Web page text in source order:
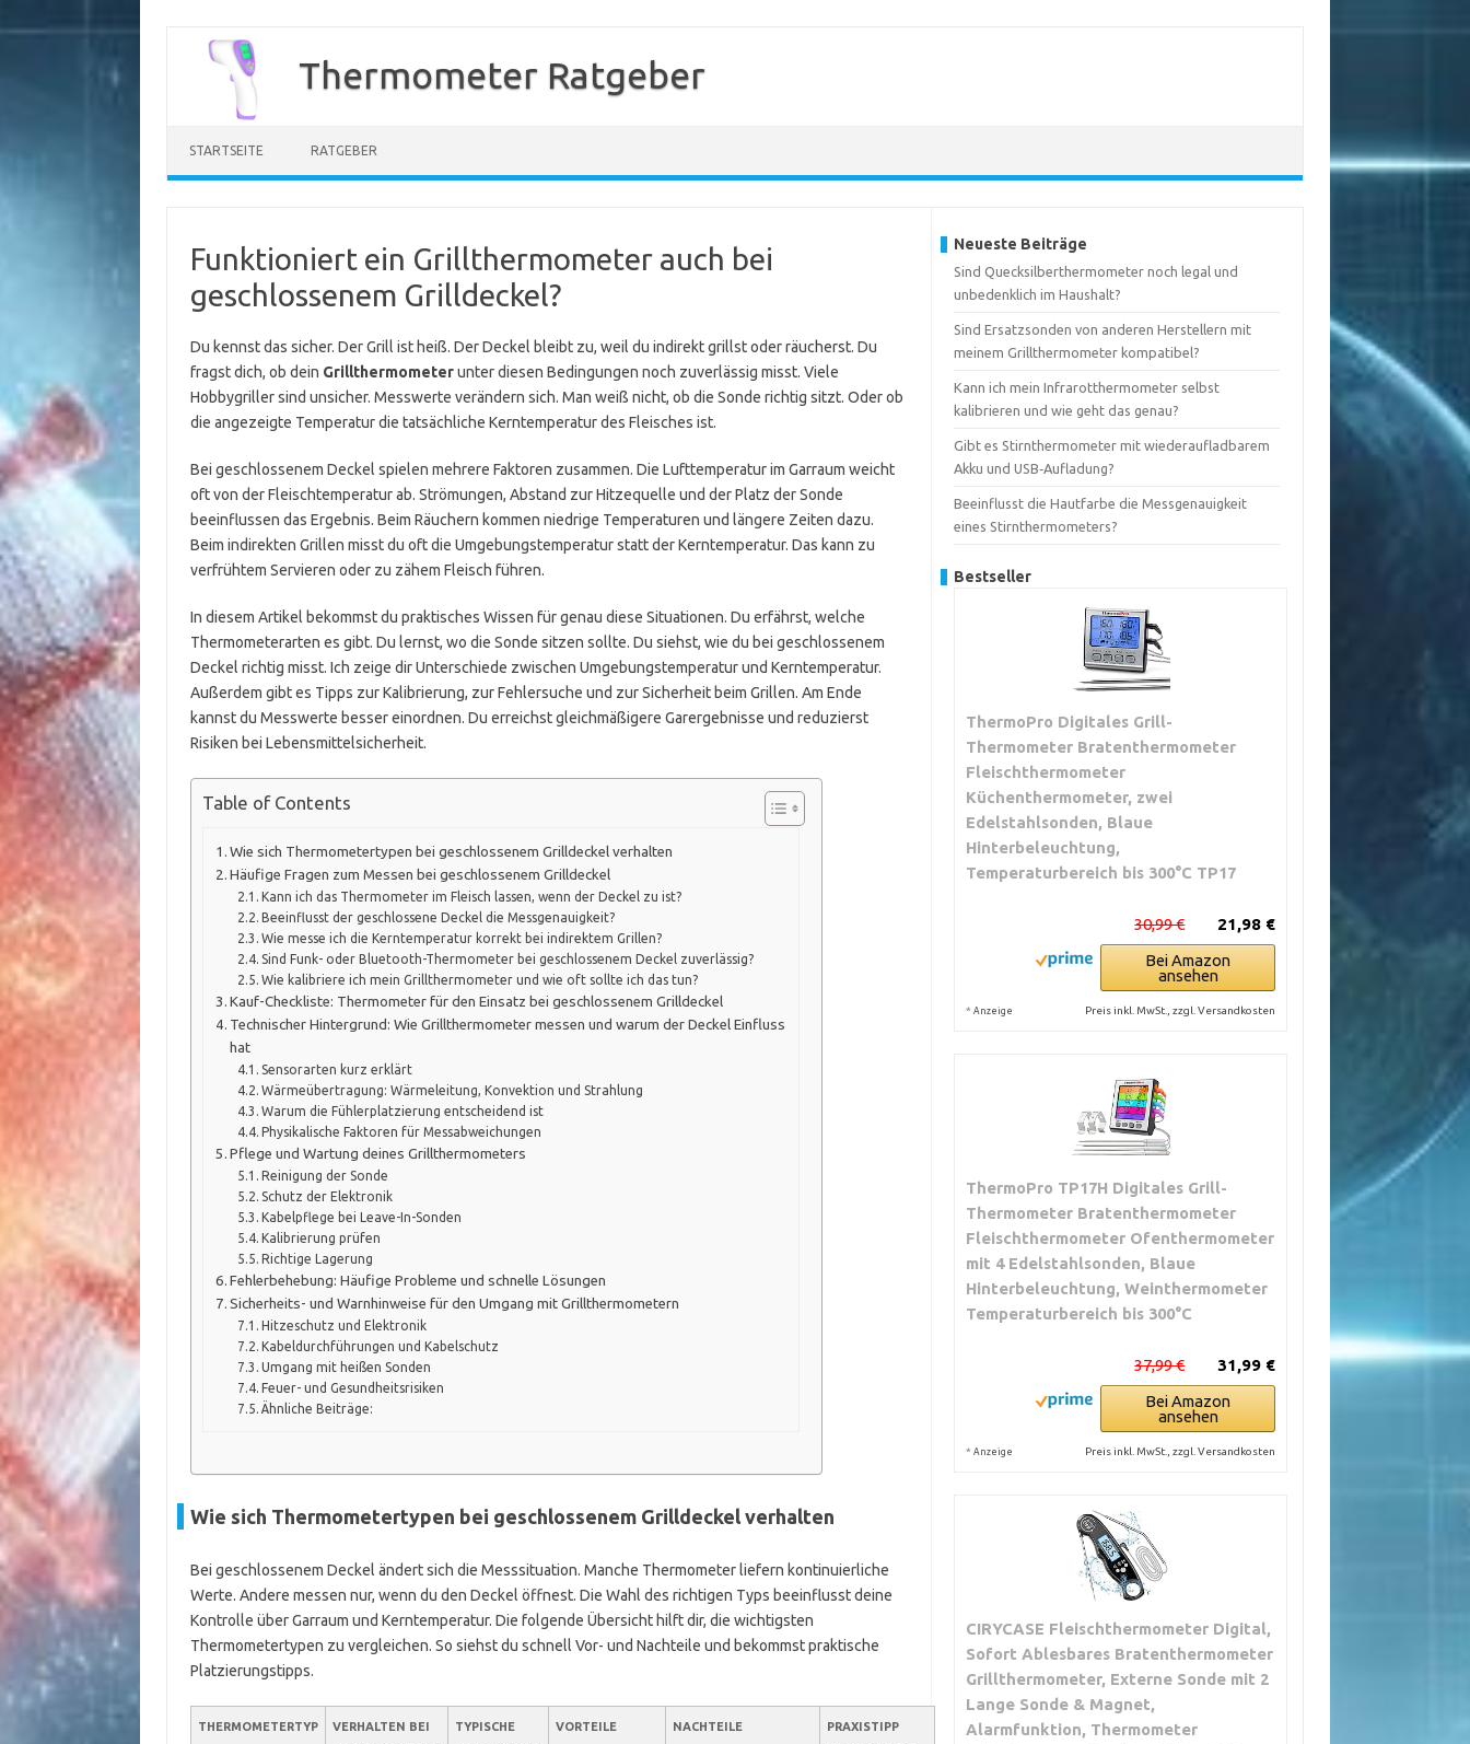
springen
Thermometer Ratgeber
STARTSEITE RATGEBER
Funktioniert ein Grillthermometer auch bei
geschlossenem Grilldeckel?
Du kennst das sicher. Der Grill ist heiß. Der Deckel bleibt zu, weil du indirekt grillst oder räucherst. Du
fragst dich, ob dein Grillthermometerunter diesen Bedingungen noch zuverlässig misst. Viele
Hobbygriller sind unsicher. Messwerte verändern sich. Man weiß nicht, ob die Sonde richtig sitzt. Oder ob
die angezeigte Temperatur die tatsächliche Kerntemperatur des Fleisches ist.
Bei geschlossenem Deckel spielen mehrere Faktoren zusammen. Die Lufttemperatur im Garraum weicht
oft von der Fleischtemperatur ab. Strömungen, Abstand zur Hitzequelle und der Platz der Sonde
beeinflussen das Ergebnis. Beim Räuchern kommen niedrige Temperaturen und längere Zeiten dazu.
Beim indirekten Grillen misst du oft die Umgebungstemperatur statt der Kerntemperatur. Das kann zu
verfrühtem Servieren oder zu zähem Fleisch führen.
In diesem Artikel bekommst du praktisches Wissen für genau diese Situationen. Du erfährst, welche
Thermometerarten es gibt. Du lernst, wo die Sonde sitzen sollte. Du siehst, wie du bei geschlossenem
Deckel richtig misst. Ich zeige dir Unterschiede zwischen Umgebungstemperatur und Kerntemperatur.
Außerdem gibt es Tipps zur Kalibrierung, zur Fehlersuche und zur Sicherheit beim Grillen. Am Ende
kannst du Messwerte besser einordnen. Du erreichst gleichmäßigere Garergebnisse und reduzierst
Risiken bei Lebensmittelsicherheit.
Table of Contents
Wie sich Thermometertypen bei geschlossenem Grilldeckel verhalten
Häufige Fragen zum Messen bei geschlossenem Grilldeckel
Kann ich das Thermometer im Fleisch lassen, wenn der Deckel zu ist?
Beeinflusst der geschlossene Deckel die Messgenauigkeit?
Wie messe ich die Kerntemperatur korrekt bei indirektem Grillen?
Sind Funk- oder Bluetooth-Thermometer bei geschlossenem Deckel zuverlässig?
Wie kalibriere ich mein Grillthermometer und wie oft sollte ich das tun?
Kauf-Checkliste: Thermometer für den Einsatz bei geschlossenem Grilldeckel
Technischer Hintergrund: Wie Grillthermometer messen und warum der Deckel Einfluss
hat
Sensorarten kurz erklärt
Wärmeübertragung: Wärmeleitung, Konvektion und Strahlung
Warum die Fühlerplatzierung entscheidend ist
Physikalische Faktoren für Messabweichungen
Pflege und Wartung deines Grillthermometers
Reinigung der Sonde
Schutz der Elektronik
Kabelpflege bei Leave-In-Sonden
Kalibrierung prüfen
Richtige Lagerung
Fehlerbehebung: Häufige Probleme und schnelle Lösungen
Sicherheits- und Warnhinweise für den Umgang mit Grillthermometern
Hitzeschutz und Elektronik
Kabeldurchführungen und Kabelschutz
Umgang mit heißen Sonden
Feuer- und Gesundheitsrisiken
Ähnliche Beiträge:
Wie sich Thermometertypen bei geschlossenem Grilldeckel verhalten
Bei geschlossenem Deckel ändert sich die Messsituation. Manche Thermometer liefern kontinuierliche
Werte. Andere messen nur, wenn du den Deckel öffnest. Die Wahl des richtigen Typs beeinflusst deine
Kontrolle über Garraum und Kerntemperatur. Die folgende Übersicht hilft dir, die wichtigsten
Thermometertypen zu vergleichen. So siehst du schnell Vor- und Nachteile und bekommst praktische
Platzierungstipps.
THERMOMETERTYP
VERHALTEN BEI
TYPISCHE
VORTEILE NACHTEILE
PRAXISTIPP
Neueste Beiträge
Sind Quecksilberthermometer noch legal und
unbedenklich im Haushalt?
Sind Ersatzsonden von anderen Herstellern mit
meinem Grillthermometer kompatibel?
Kann ich mein Infrarotthermometer selbst
kalibrieren und wie geht das genau?
Gibt es Stirnthermometer mit wiederaufladbarem
Akku und USB‑Aufladung?
Beeinflusst die Hautfarbe die Messgenauigkeit
eines Stirnthermometers?
Bestseller
ThermoPro Digitales Grill-
Thermometer Bratenthermometer
Fleischthermometer
Küchenthermometer, zwei
Edelstahlsonden, Blaue
Hinterbeleuchtung,
Temperaturbereich bis 300°C TP17
21,98 €
30,99 €
Bei Amazon
ansehen
* Anzeige Preis inkl. MwSt., zzgl. Versandkosten
ThermoPro TP17H Digitales Grill-
Thermometer Bratenthermometer
Fleischthermometer Ofenthermometer
mit 4 Edelstahlsonden, Blaue
Hinterbeleuchtung, Weinthermometer
Temperaturbereich bis 300°C
31,99 €
37,99 €
Bei Amazon
ansehen
* Anzeige Preis inkl. MwSt., zzgl. Versandkosten
CIRYCASE Fleischthermometer Digital,
Sofort Ablesbares Bratenthermometer
Grillthermometer, Externe Sonde mit 2
Lange Sonde & Magnet,
Alarmfunktion, Thermometer